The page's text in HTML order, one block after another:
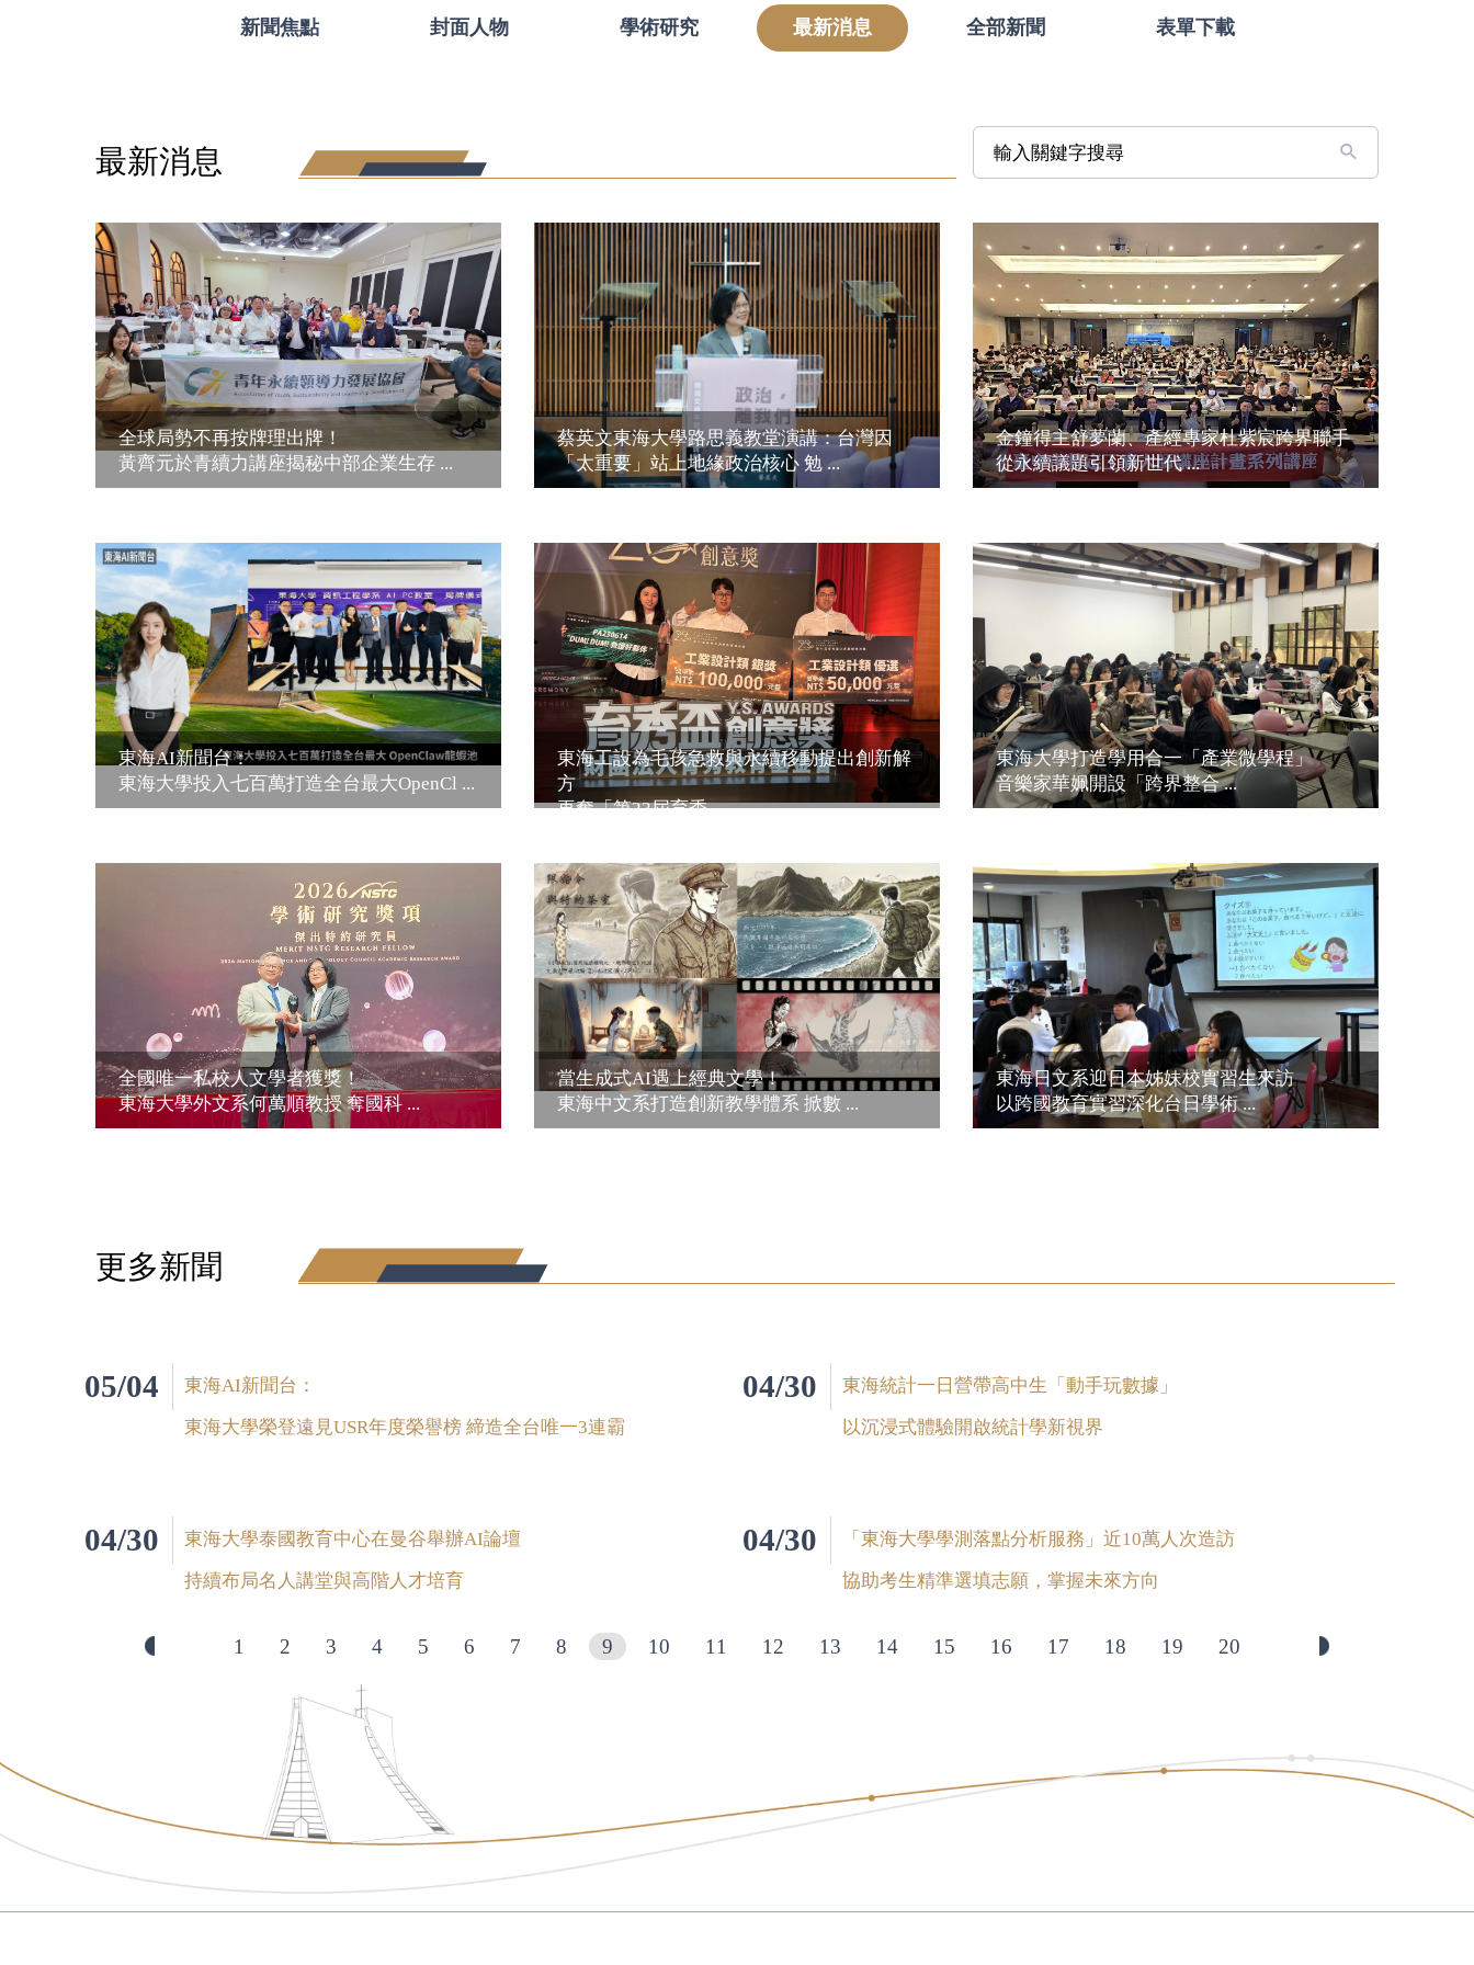
新聞焦點 封面人物 學術研究 最新消息 全部新聞 表單下載
最新消息 輸入關鍵字搜尋
全球局勢不再按牌理出牌！
黃齊元於青續力講座揭秘中部企業生存 ...
蔡英文東海大學路思義教堂演講：台灣因
「太重要」站上地緣政治核心 勉 ...
金鐘得主舒夢蘭、產經專家杜紫宸跨界聯手
從永續議題引領新世代 ...
東海AI新聞台：
東海大學投入七百萬打造全台最大OpenCl ...
東海工設為毛孩急救與永續移動提出創新解
方
再奪「第23屆育秀 ...
東海大學打造學用合一「產業微學程」
音樂家華姵開設「跨界整合 ...
全國唯一私校人文學者獲獎！
東海大學外文系何萬順教授 奪國科 ...
當生成式AI遇上經典文學！
東海中文系打造創新教學體系 掀數 ...
東海日文系迎日本姊妹校實習生來訪
以跨國教育實習深化台日學術 ...
更多新聞
05/04
東海AI新聞台：
東海大學榮登遠見USR年度榮譽榜 締造全台唯一3連霸
04/30
東海統計一日營帶高中生「動手玩數據」
以沉浸式體驗開啟統計學新視界
04/30
東海大學泰國教育中心在曼谷舉辦AI論壇
持續布局名人講堂與高階人才培育
04/30
「東海大學學測落點分析服務」近10萬人次造訪
協助考生精準選填志願，掌握未來方向
1 2 3 4 5 6 7 8 9 10 11 12 13 14 15 16 17 18 19 20